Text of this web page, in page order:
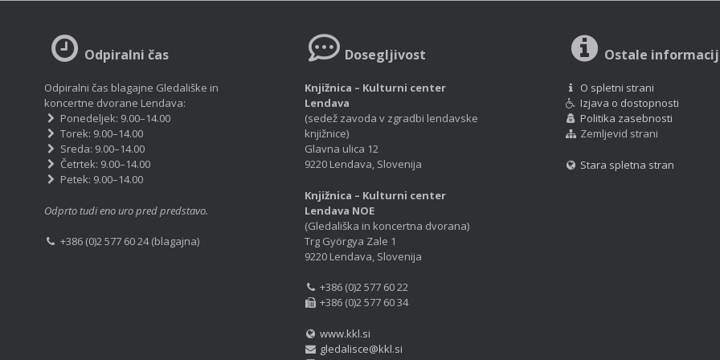
Odpiralni čas
Odpiralni čas blagajne Gledališke in
koncertne dvorane Lendava:
Ponedeljek: 9.00–14.00
Torek: 9.00–14.00
Sreda: 9.00–14.00
Četrtek: 9.00–14.00
Petek: 9.00–14.00
Odprto tudi eno uro pred predstavo.
+386 (0)2 577 60 24 (blagajna)
Dosegljivost
Knjižnica – Kulturni center
Lendava
(sedež zavoda v zgradbi lendavske
knjižnice)
Glavna ulica 12
9220 Lendava, Slovenija
Knjižnica – Kulturni center
Lendava NOE
(Gledališka in koncertna dvorana)
Trg Györgya Zale 1
9220 Lendava, Slovenija
+386 (0)2 577 60 22
+386 (0)2 577 60 34
www.kkl.si
gledalisce@kkl.si
Ostale
O spletni strani
Izjava o dostopnosti
Politika zasebnosti
Zemljevid strani
Stara spletna stran